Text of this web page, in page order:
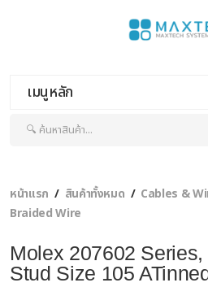
เมนูหลัก
หน้าแรก สินค้าทั้งหมด Cables &
Braided Wire
Molex 207602
Stud Size 105